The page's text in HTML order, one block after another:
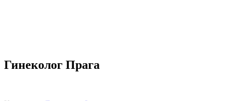
Гинеколог Прага